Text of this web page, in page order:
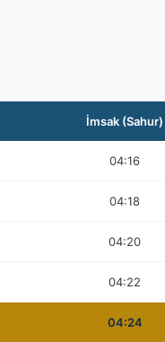
İmsak (Sahur)
04:16
04:18
04:20
04:22
04:24